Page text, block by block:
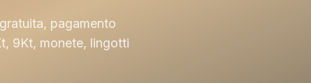
OROLOGI DA
INVESTIMENTO
pagamento
9Kt, monete, lingotti